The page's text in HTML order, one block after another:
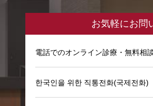
お気軽にお問
電話でのオンライン診療・無料相
한국인을 위한 직통전화(국제전화)